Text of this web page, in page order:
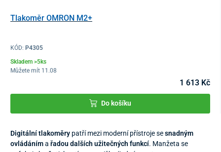
Tlakoměr OMRON M2+
KÓD: P4305
Skladem >5ks
Můžete mít 11.08
1 613 Kč
Do košíku
Digitální tlakoměry patří mezi moderní přístroje sesnadným
ovládáníma řadou dalších užitečných funkcí. Manžeta se